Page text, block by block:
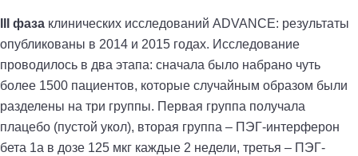
III фаза клинических исследований ADVANCE: результаты
опубликованы в 2014 и 2015 годах. Исследование
проводилось в два этапа: сначала было набрано чуть
более 1500 пациентов, которые случайным образом были
разделены на три группы. Первая группа получала
плацебо (пустой укол), вторая группа – ПЭГ-интерферон
бета 1а в дозе 125 мкг каждые 2 недели, третья – ПЭГ-